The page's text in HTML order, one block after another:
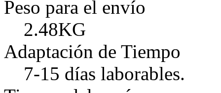
Peso para el envío
2.48KG
Adaptación de Tiempo
7-15 días laborables.